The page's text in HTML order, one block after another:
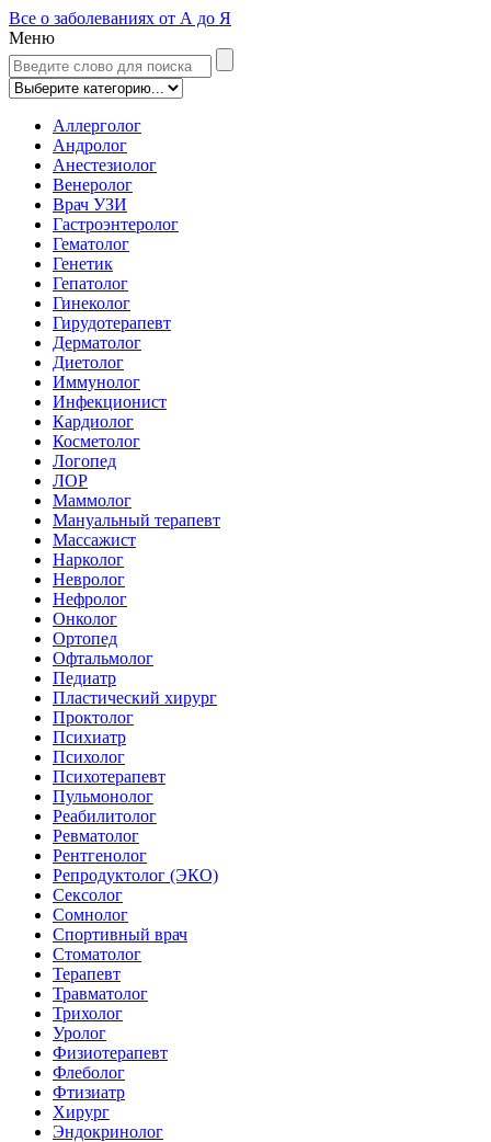
Все о заболеваниях от А до Я
Меню
Аллерголог
Андролог
Анестезиолог
Венеролог
Врач УЗИ
Гастроэнтеролог
Гематолог
Генетик
Гепатолог
Гинеколог
Гирудотерапевт
Дерматолог
Диетолог
Иммунолог
Инфекционист
Кардиолог
Косметолог
Логопед
ЛОР
Маммолог
Мануальный терапевт
Массажист
Нарколог
Невролог
Нефролог
Онколог
Ортопед
Офтальмолог
Педиатр
Пластический хирург
Проктолог
Психиатр
Психолог
Психотерапевт
Пульмонолог
Реабилитолог
Ревматолог
Рентгенолог
Репродуктолог (ЭКО)
Сексолог
Сомнолог
Спортивный врач
Стоматолог
Терапевт
Травматолог
Трихолог
Уролог
Физиотерапевт
Флеболог
Фтизиатр
Хирург
Эндокринолог